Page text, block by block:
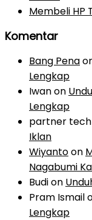
Membeli HP
Komentar
Bang Pena
Lengkap
Iwanon
Lengkap
partner
Iklan
Wiyantoon
Nagabumi
Budion
Pram Ismail
Lengkap